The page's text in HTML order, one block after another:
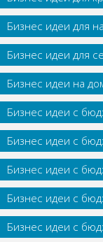
Бизнес идеи для
Бизнес идеи для
Бизнес идеи на
Бизнес идеи с
Бизнес идеи с
Бизнес идеи с
Бизнес идеи с
Бизнес идеи с